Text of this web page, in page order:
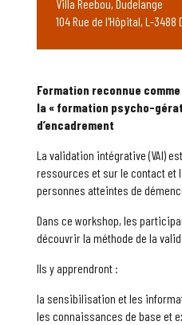
Formation reconnue
la « formation psycho-
d’encadrement
La validation intégrative (VAI)
ressources et sur le contact et
personnes atteintes de
Dans ce workshop, les
découvrir la méthode de la
Ils y apprendront :
la sensibilisation et les
les connaissances de base et
Villa Reebou, Dudelange
104 Rue de l'Hôpital, L-3488